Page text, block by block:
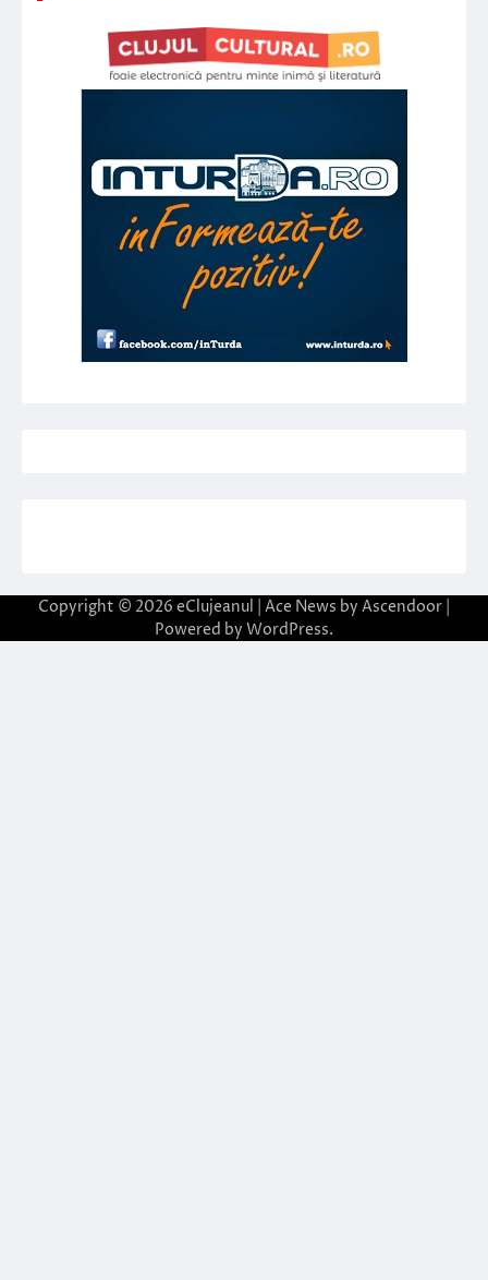
Copyright © 2026 eClujeanul | Ace News by Ascendoor
Powered by WordPress.